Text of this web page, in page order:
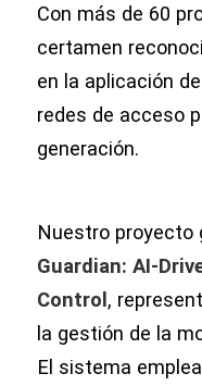
Con más de 60
certamen
en la aplicación
redes de acceso
generación.
Nuestro proyecto
Guardian: AI-
Control ,
la gestión de la
El sistema